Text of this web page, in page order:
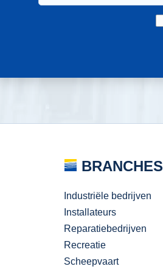
BRANCHES
Industriële bedrijven
Installateurs
Reparatiebedrijven
Recreatie
Scheepvaart